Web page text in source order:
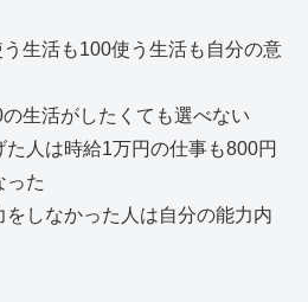
生活も100使う生活も自分の意
生活がしたくても選べない
人は時給1万円の仕事も800円
った
しなかった人は自分の能力内